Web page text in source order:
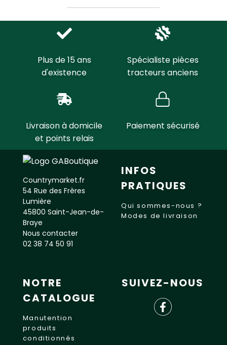
Plus de 15 ans
d'existence
Spécialiste pièces
tracteurs anciens
Livraison à domicile
et points relais
Paiement sécurisé
Countrymarket.fr
54 Rue des Frères
Lumière
45800 Saint-Jean-de-
Braye
Nous contacter
02 38 74 50 91
INFOS
PRATIQUES
Qui sommes-nous ?
Modes de livraison
NOTRE
CATALOGUE
Manutention
produits
conditionnés
SUIVEZ-NOUS